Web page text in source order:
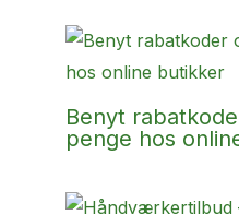
Benyt
penge hos